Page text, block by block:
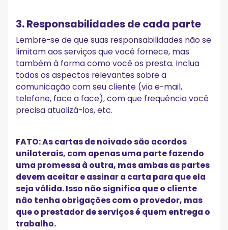
3. Responsabilidades de cada parte
Lembre-se de que suas responsabilidades não se
limitam aos serviços que você fornece, mas
também à forma como você os presta. Inclua
todos os aspectos relevantes sobre a
comunicação com seu cliente (via e-mail,
telefone, face a face), com que frequência você
precisa atualizá-los, etc.
FATO: As cartas de noivado são acordos
unilaterais, com apenas uma parte fazendo
uma promessa à outra, mas ambas as partes
devem aceitar e assinar a carta para que ela
seja válida. Isso não significa que o cliente
não tenha obrigações com o provedor, mas
que o prestador de serviços é quem entrega o
trabalho.